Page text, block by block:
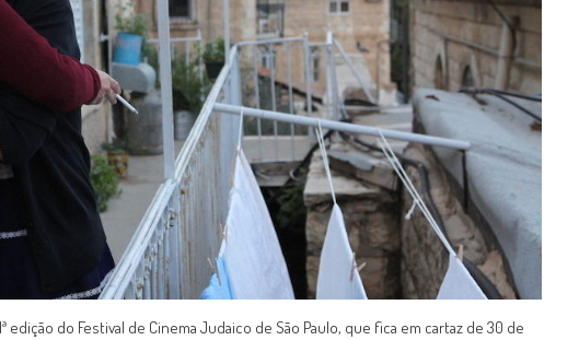
edição do Festival de Cinema Judaico de São Paulo, que fica em cartaz de 30 de